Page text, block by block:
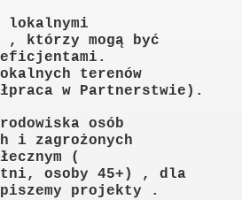
lokalnymi
, którzy mogą być
terenów
w Partnerstwie).
osób
i zagrożonych
(
osoby 45+) , dla
projekty .